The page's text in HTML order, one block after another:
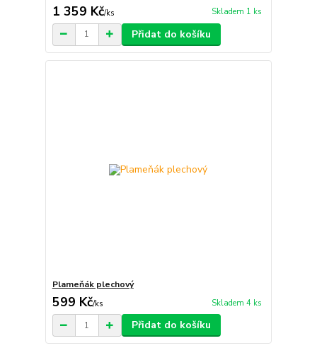
1 359 Kč/ks Skladem 1 ks
Přidat do košíku
Plameňák plechový
599 Kč/ks Skladem 4 ks
Přidat do košíku